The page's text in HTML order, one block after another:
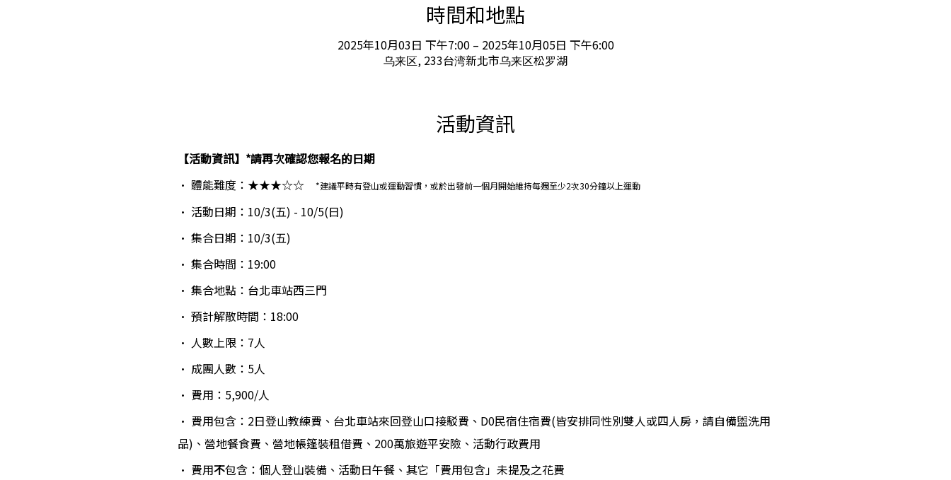
時間和地點
2025年10月03日 下午7:00 – 2025年10月05日 下午6:00
乌来区, 233台湾新北市乌来区松罗湖
活動資訊
【活動資訊】*請再次確認您報名的日期
・ 體能難度：★★★☆☆
*建議平時有登山或運動習慣，或於出發前一個月開始維持每週至少2次30分鐘以上運動
・ 活動日期：10/3(五) - 10/5(日)
・ 集合日期：10/3(五)
・ 集合時間：19:00
・ 集合地點：台北車站西三門
・ 預計解散時間：18:00
・ 人數上限：7人
・ 成團人數：5人
・ 費用：5,900/人
・ 費用包含：2日登山教練費、台北車站來回登山口接駁費、D0民宿住宿費(皆安排同性別雙人或四人房，請自備盥洗用
品)、營地餐食費、營地帳篷裝租借費、200萬旅遊平安險、活動行政費用
・ 費用不包含：個人登山裝備、活動日午餐、其它「費用包含」未提及之花費